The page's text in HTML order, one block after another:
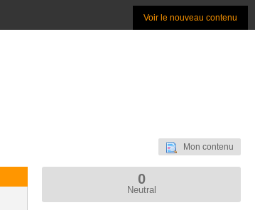
Voir le nouveau contenu
Mon contenu
0
Neutral